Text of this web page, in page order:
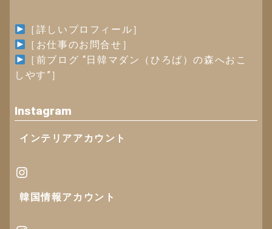
［詳しいプロフィール］
［お仕事のお問合せ］
［ 前ブログ “日韓マダン（ひろば）の森へおこ
しやす” ］
Instagram
インテリアアカウント
Instagram
韓国情報アカウント